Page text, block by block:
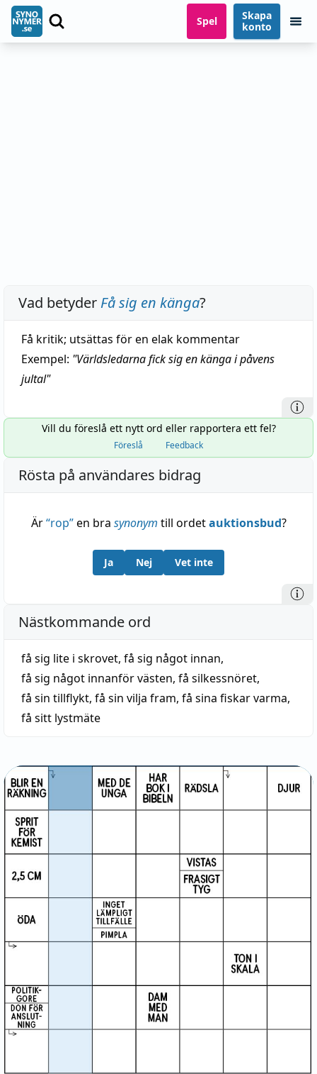
Spel
Skapa
konto
Vad betyder Få sig en känga?
Få kritik; utsättas för en elak kommentar
Exempel: "Världsledarna fick sig en känga i påvens
jultal"
Vill du föreslå ett nytt ord eller rapportera ett fel?
Föreslå Feedback
Rösta på användares bidrag
Är“rop”en bra synonym till ordetauktionsbud?
Ja Nej Vet inte
Nästkommande ord
få sig lite i skrovet, få sig något innan,
få sig något innanför västen, få silkessnöret,
få sin tillflykt, få sin vilja fram, få sina fiskar varma,
få sitt lystmäte